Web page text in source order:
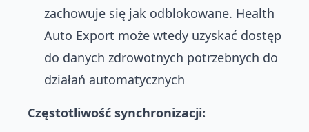
zachowuje się jak odblokowane. Health
Auto Export może wtedy uzyskać dostęp
do danych zdrowotnych potrzebnych do
działań automatycznych
Częstotliwość synchronizacji: